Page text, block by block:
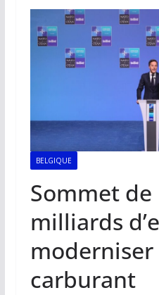
BELGIQUE
Sommet de
milliards
moderniser
carburant